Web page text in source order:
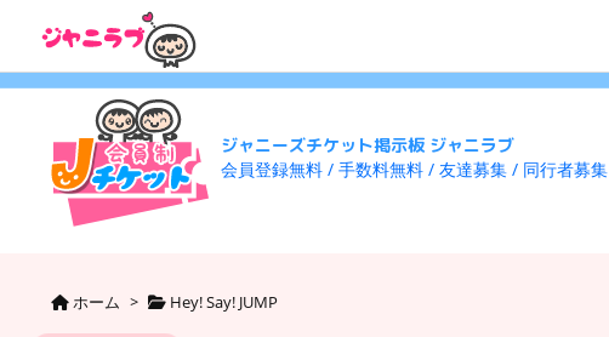
ジャニーズチケット掲示板 ジャニラブ
会員登録無料 / 手数料無料 / 友達募集 / 同行者募集
ホーム > Hey! Say! JUMP